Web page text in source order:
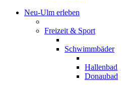
Neu-Ulm erleben
Freizeit & Sport
Schwimmbäder
Hallenbad
Donaubad